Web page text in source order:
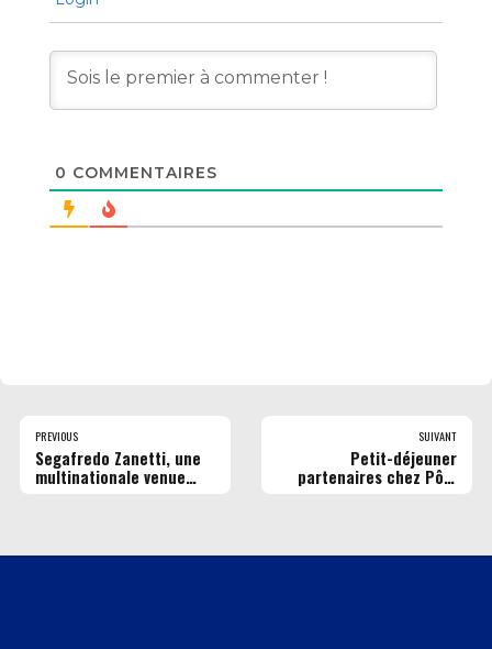
0 COMMENTAIRES
PREVIOUS
Segafredo Zanetti, une
multinationale venue
SUIVANT
Petit-déjeuner
partenaires chez Pôle